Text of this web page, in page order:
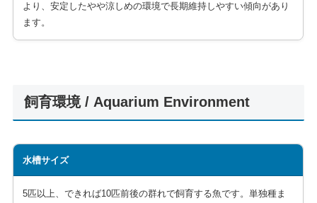
より、安定したやや涼しめの環境で長期維持しやすい傾向があり
ます。
飼育環境 / Aquarium Environment
水槽サイズ
5匹以上、できれば10匹前後の群れで飼育する魚です。単独種ま